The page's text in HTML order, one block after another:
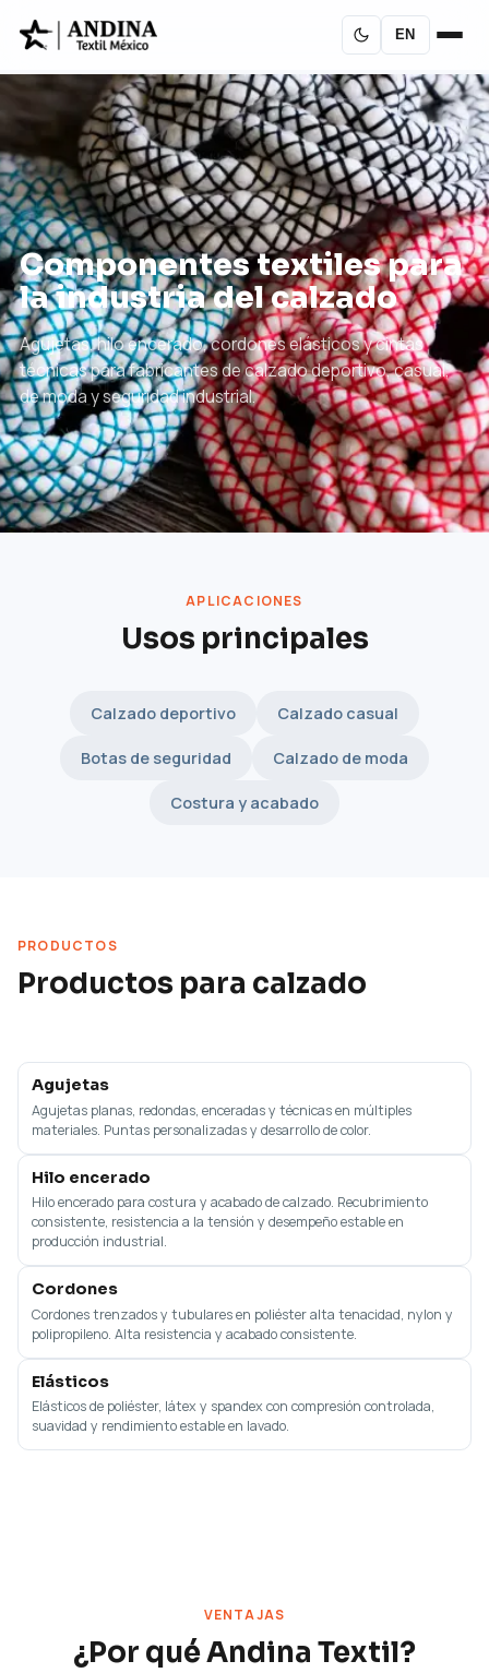
EN
Componentes textiles para
la industria del calzado
Agujetas, hilo encerado, cordones elásticos y cintas
técnicas para fabricantes de calzado deportivo, casual,
de moda y seguridad industrial.
APLICACIONES
Usos principales
Calzado deportivo Calzado casual
Botas de seguridad Calzado de moda
Costura y acabado
PRODUCTOS
Productos para calzado
Agujetas
Agujetas planas, redondas, enceradas y técnicas en múltiples
materiales. Puntas personalizadas y desarrollo de color.
Hilo encerado
Hilo encerado para costura y acabado de calzado. Recubrimiento
consistente, resistencia a la tensión y desempeño estable en
producción industrial.
Cordones
Cordones trenzados y tubulares en poliéster alta tenacidad, nylon y
polipropileno. Alta resistencia y acabado consistente.
Elásticos
Elásticos de poliéster, látex y spandex con compresión controlada,
suavidad y rendimiento estable en lavado.
VENTAJAS
¿Por qué Andina Textil?